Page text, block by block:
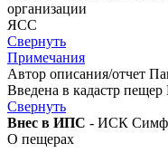
организации
ЯСС
Свернуть
Примечания
Автор описания/отчет
Введена в кадастр
Свернуть
Внес в ИПС - ИСК
О пещерах